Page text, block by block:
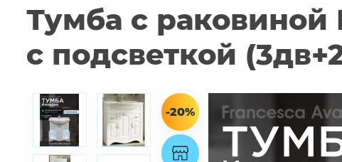
Тумба с
с подсветкой
-20%